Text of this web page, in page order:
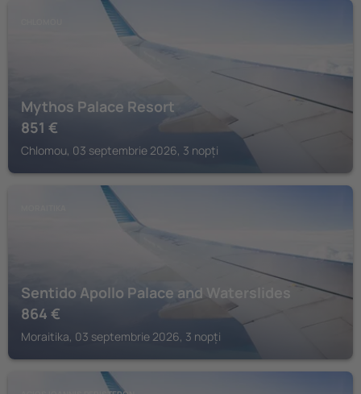
Mythos Palace Resort
851 €
Chlomou, 03 septembrie 2026, 3 nopți
Sentido Apollo Palace and Waterslides
864 €
Moraitika, 03 septembrie 2026, 3 nopți